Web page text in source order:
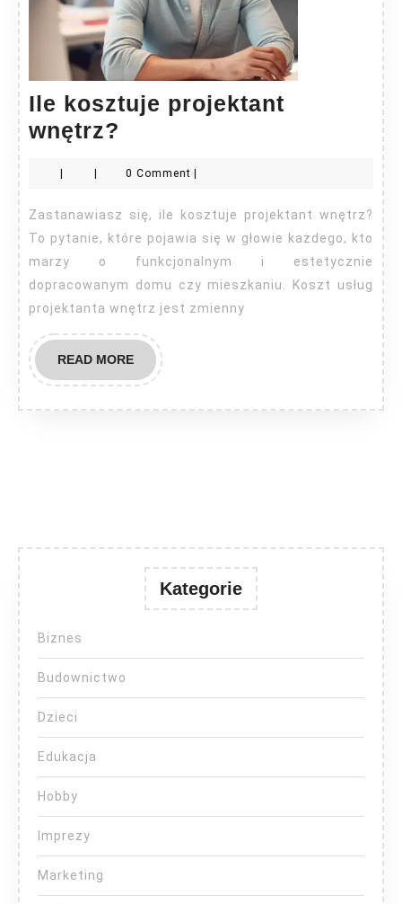
Ile kosztuje projektant
wnętrz?
projektant
wnętrz?
0 Comment
Zastanawiasz się, ile kosztuje projektant wnętrz?
To pytanie, które pojawia się w głowie każdego, kto
marzy o funkcjonalnym i estetycznie
dopracowanym domu czy mieszkaniu. Koszt usług
projektanta wnętrz jest zmienny
READ MOREREAD
MORE
Kategorie
Biznes
Budownictwo
Dzieci
Edukacja
Hobby
Imprezy
Marketing